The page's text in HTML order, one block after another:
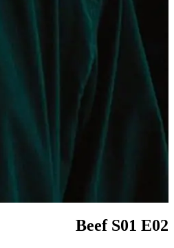
Beef S01 E02